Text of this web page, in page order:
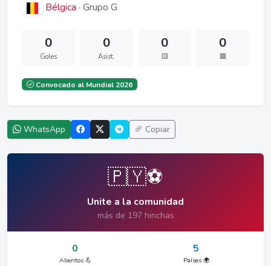
Bélgica · Grupo G
0
Goles
0
Asist.
0
🟨
0
🟥
Convocado al Mundial 2026
WhatsApp Copiar
🇵🇾⚽
Unite a la comunidad
más de 197 hinchas
0
Alientos 💪
5
Países 🌍